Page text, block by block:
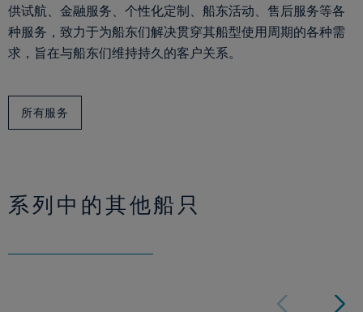
供试航、金融服务、个性化定制、船东活动、售后服务等各
种服务，致力于为船东们解决贯穿其船型使用周期的各种需
求，旨在与船东们维持持久的客户关系。
所有服务
系列中的其他船只